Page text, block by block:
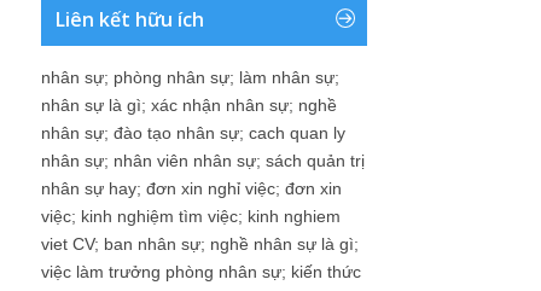
Liên kết hữu ích
nhân sự; phòng nhân sự; làm nhân sự;
nhân sự là gì; xác nhận nhân sự; nghề
nhân sự; đào tạo nhân sự; cach quan ly
nhân sự; nhân viên nhân sự; sách quản trị
nhân sự hay; đơn xin nghỉ việc; đơn xin
việc; kinh nghiệm tìm việc; kinh nghiem
viet CV; ban nhân sự; nghề nhân sự là gì;
việc làm trưởng phòng nhân sự; kiến thức